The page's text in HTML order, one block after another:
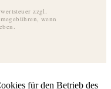
zzgl.
wenn
für den Betrieb des